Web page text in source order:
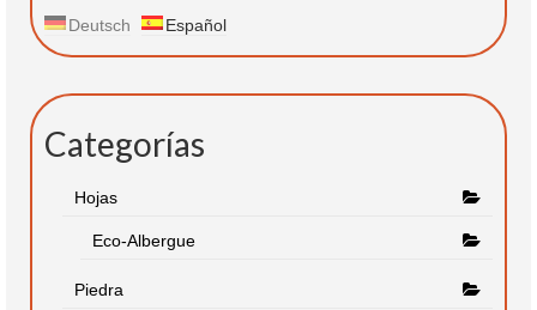
Deutsch Español
Categorías
Hojas
Eco-Albergue
Piedra